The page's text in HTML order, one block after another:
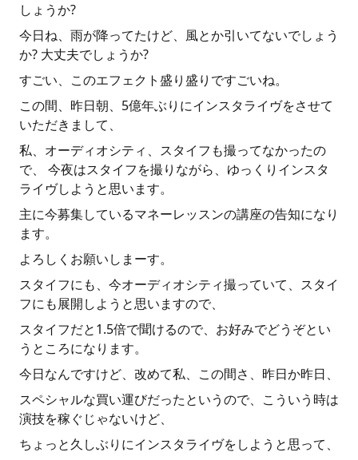
しょうか?
今日ね、雨が降ってたけど、風とか引いてないでしょう
か? 大丈夫でしょうか?
すごい、このエフェクト盛り盛りですごいね。
この間、昨日朝、5億年ぶりにインスタライヴをさせて
いただきまして、
私、オーディオシティ、スタイフも撮ってなかったの
で、 今夜はスタイフを撮りながら、ゆっくりインスタ
ライヴしようと思います。
主に今募集しているマネーレッスンの講座の告知になり
ます。
よろしくお願いしまーす。
スタイフにも、今オーディオシティ撮っていて、スタイ
フにも展開しようと思いますので、
スタイフだと1.5倍で聞けるので、お好みでどうぞとい
うところになります。
今日なんですけど、改めて私、この間さ、昨日か昨日、
スペシャルな買い運びだったというので、こういう時は
演技を稼ぐじゃないけど、
ちょっと久しぶりにインスタライヴをしようと思って、